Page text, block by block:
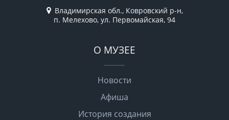
Владимирская обл., Ковровский р-н,
п. Мелехово, ул. Первомайская, 94
О МУЗЕЕ
Новости
Афиша
История создания